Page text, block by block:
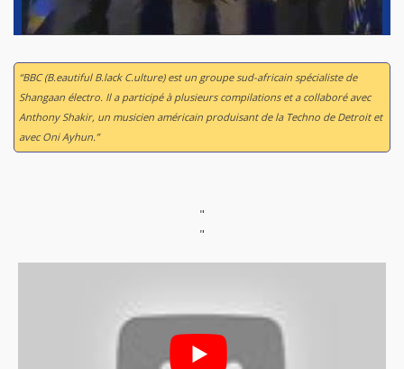
“BBC (B.eautiful B.lack C.ulture) est un groupe sud-africain spécialiste de
Shangaan électro. Il a participé à plusieurs compilations et a collaboré avec
Anthony Shakir, un musicien américain produisant de la Techno de Detroit et
avec Oni Ayhun.”
"
"